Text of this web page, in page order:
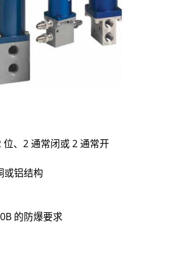
位、2 通常闭或 2 通常开
或铝结构
的防爆要求